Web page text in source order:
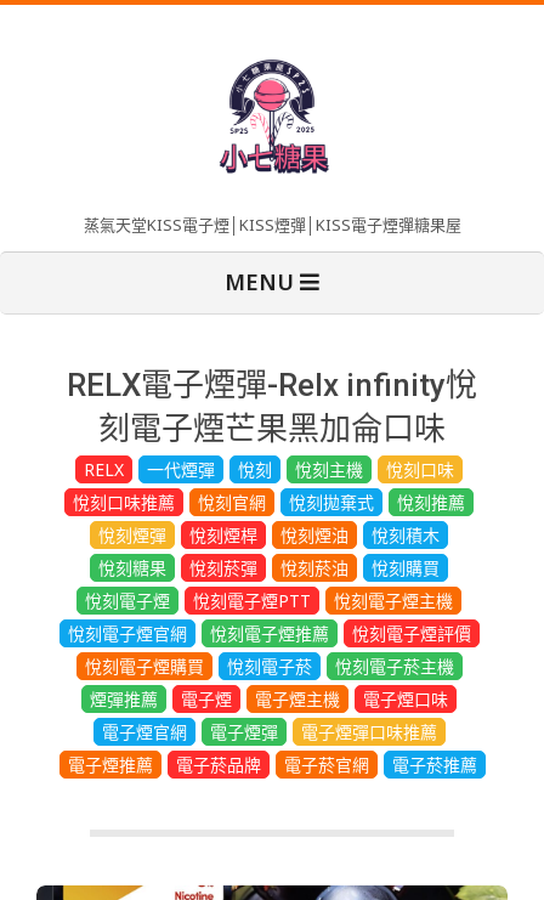
蒸氣天堂KISS電子煙│KISS煙彈│KISS電子煙彈糖果屋
MENU
RELX電子煙彈-Relx infinity悅
刻電子煙芒果黑加侖口味
RELX 一代煙彈 悅刻 悅刻主機
悅刻口味
悅刻口味推薦
悅刻官網 悅刻拋棄式
悅刻推薦
悅刻煙彈
悅刻煙桿 悅刻煙油
悅刻積木
悅刻糖果
悅刻菸彈 悅刻菸油
悅刻購買
悅刻電子煙
悅刻電子煙PTT
悅刻電子煙主機
悅刻電子煙官網
悅刻電子煙推薦
悅刻電子煙評價
悅刻電子煙購買
悅刻電子菸
悅刻電子菸主機
煙彈推薦
電子煙 電子煙主機
電子煙口味
電子煙官網
電子煙彈
電子煙彈口味推薦
電子煙推薦
電子菸品牌 電子菸官網 電子菸推薦